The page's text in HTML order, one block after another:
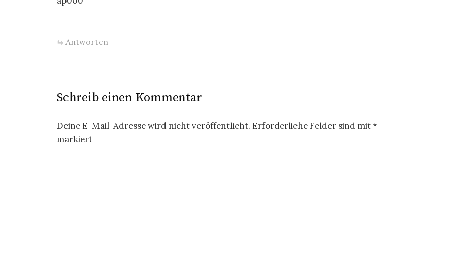
Antworten
Schreib einen Kommentar
Deine E-Mail-Adresse wird nicht veröffentlicht. Erforderliche Felder sind mit*
markiert